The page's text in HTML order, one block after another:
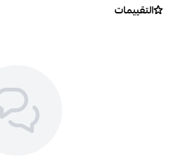
التقييمات